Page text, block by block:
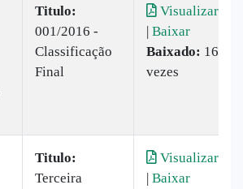
Titulo:
001/2016 -
Classificação
Final
Visualizar
| Baixar
Baixado: 16
vezes
Titulo:
Terceira
Visualizar
| Baixar